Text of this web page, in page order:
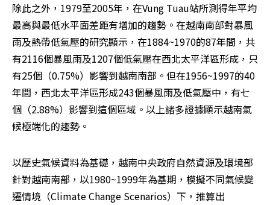
除此之外，1979至2005年，在Vung Tuau站所測得年平均
最高與最低水平面差距有增加的趨勢。在越南南部對暴風
雨及熱帶低氣壓的研究顯示，在1884~1970的87年間，共
有2116個暴風雨及1207個低氣壓在西北太平洋區形成，只
有25個（0.75%）影響到越南南部。但在1956~1997的40
年間，西北太平洋區形成243個暴風雨及低氣壓中，有七
個（2.88%）影響到這個區域。以上諸多證據顯示越南氣
候極端化的趨勢。
以歷史氣候資料為基礎，越南中央政府自然資源及環境部
針對越南南部，以1980~1999年為基期，模擬不同氣候變
遷情境（Climate Change Scenarios）下，推算出